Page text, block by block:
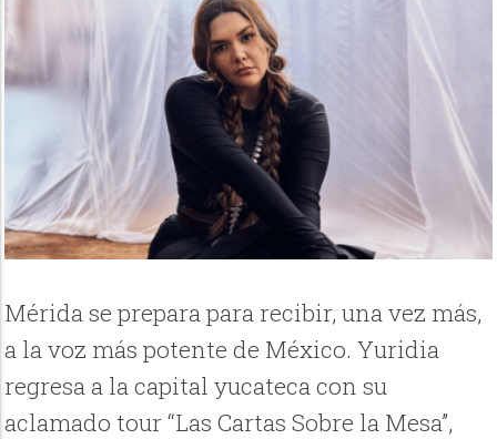
Mérida se prepara para recibir, una vez más,
a la voz más potente de México. Yuridia
regresa a la capital yucateca con su
aclamado tour “Las Cartas Sobre la Mesa”,